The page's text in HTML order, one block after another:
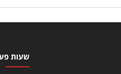
שעות